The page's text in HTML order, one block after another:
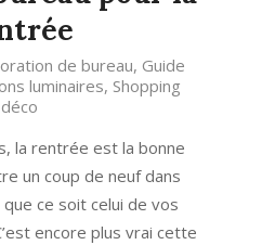
de bureau, Guide
luminaires, Shopping
déco
la rentrée est la bonne
un coup de neuf dans
que ce soit celui de vos
encore plus vrai cette